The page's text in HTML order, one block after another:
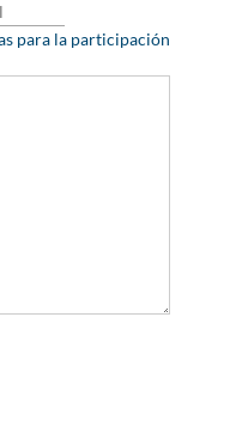
para la participación